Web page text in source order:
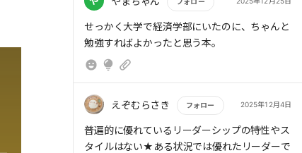
もっと読む
せっかく大学で経済学部にいたのに、ちゃんと
勉強すればよかったと思う本。
えぞむらさき フォロー 2025年12月4日
もっと読む
普遍的に優れているリーダーシップの特性やス
タイルはない★ある状況では優れたリーダーで